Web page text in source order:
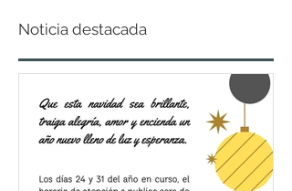
Noticia destacada